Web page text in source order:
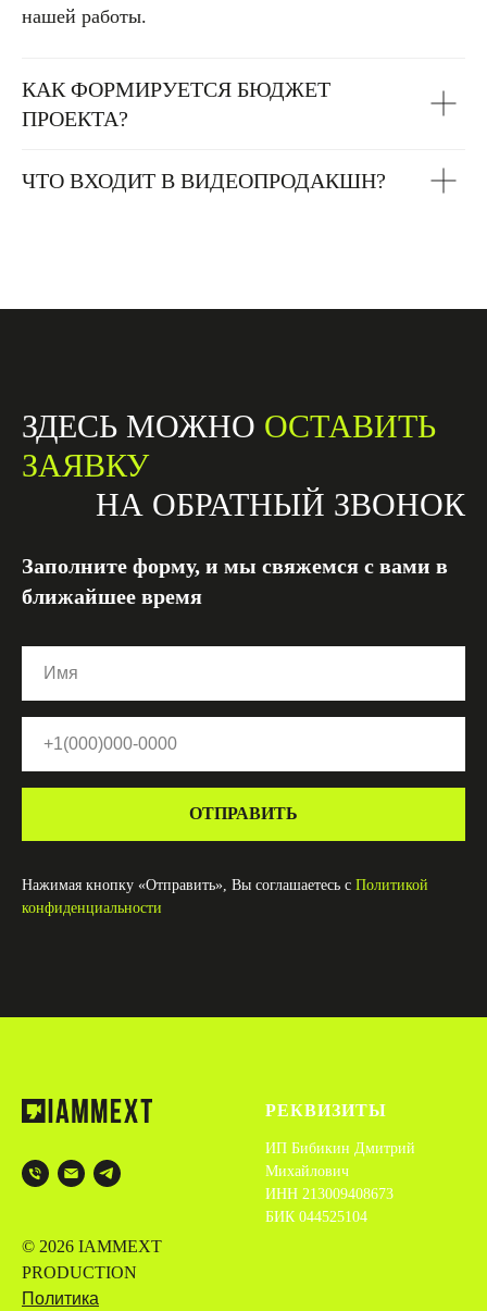
нашей работы.
КАК ФОРМИРУЕТСЯ БЮДЖЕТ
ПРОЕКТА?
ЧТО ВХОДИТ В ВИДЕОПРОДАКШН?
ЗДЕСЬ МОЖНО ОСТАВИТЬ
ЗАЯВКУ
НА ОБРАТНЫЙ ЗВОНОК
Заполните форму, и мы свяжемся с вами в
ближайшее время
ОТПРАВИТЬ
Нажимая кнопку «Отправить», Вы соглашаетесь с Политикой
конфиденциальности
© 2026 IAMMEXT
PRODUCTION
Политика
РЕКВИЗИТЫ
ИП Бибикин Дмитрий
Михайлович
ИНН 213009408673
БИК 044525104